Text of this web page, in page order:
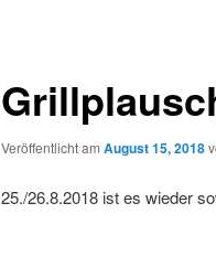
Veröffentlicht am August 15, 2018
25./26.8.2018 ist es wieder